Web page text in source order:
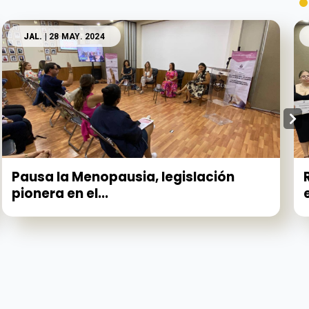
JAL. | 28 MAY. 2024
Pausa la Menopausia, legislación
pionera en el...